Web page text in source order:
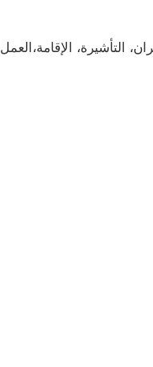
التأشيرة، الإقامة،العمل